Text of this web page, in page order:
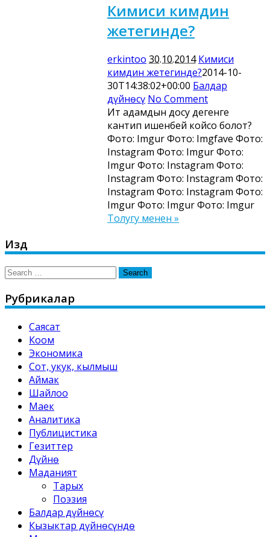
Кимиси кимдин
жетегинде?
erkintoo 30.10.2014 Кимиси
кимдин жетегинде?2014-10-
30T14:38:02+00:00 Балдар
дүйнөсү No Comment
Ит адамдын досу дегенге
кантип ишенбей койсо болот?
Фото: Imgur Фото: Imgfave Фото:
Instagram Фото: Imgur Фото:
Imgur Фото: Instagram Фото:
Instagram Фото: Instagram Фото:
Instagram Фото: Instagram Фото:
Imgur Фото: Imgur Фото: Imgur
Толугу менен »
Издөө
Search
Рубрикалар
Саясат
Коом
Экономика
Сот, укук, кылмыш
Аймак
Шайлоо
Маек
Аналитика
Публицистика
Гезиттер
Дүйнө
Маданият
Тарых
Поэзия
Балдар дүйнөсү
Кызыктар дүйнөсүндө